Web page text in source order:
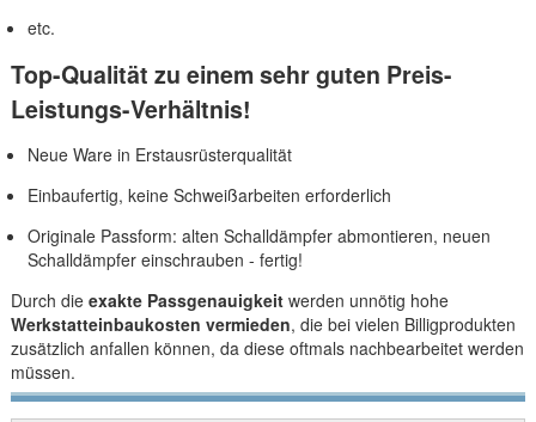
etc.
Top-Qualität zu einem sehr guten Preis-
Leistungs-Verhältnis!
Neue Ware in Erstausrüsterqualität
Einbaufertig, keine Schweißarbeiten erforderlich
Originale Passform: alten Schalldämpfer abmontieren, neuen
Schalldämpfer einschrauben - fertig!
Durch die exakte Passgenauigkeitwerden unnötig hohe
Werkstatteinbaukosten vermieden, die bei vielen Billigprodukten
zusätzlich anfallen können, da diese oftmals nachbearbeitet werden
müssen.